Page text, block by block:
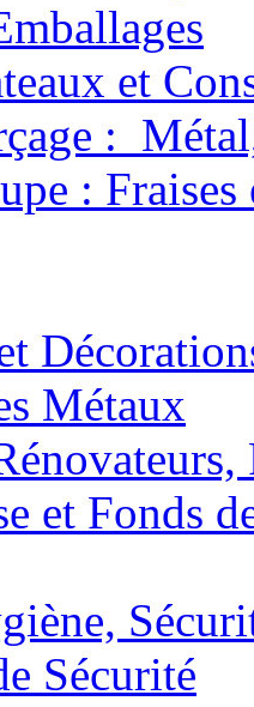
et
:
: Fraises
Métaux
et Fonds
Sécurité